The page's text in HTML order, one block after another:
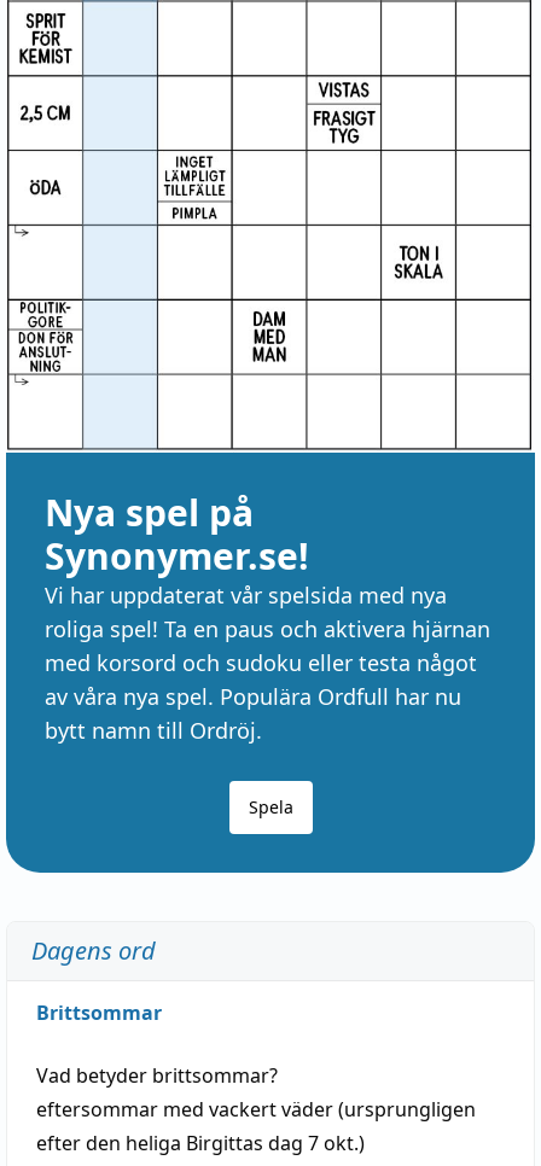
Nya spel på
Synonymer.se!
Vi har uppdaterat vår spelsida med nya
roliga spel! Ta en paus och aktivera hjärnan
med korsord och sudoku eller testa något
av våra nya spel. Populära Ordfull har nu
bytt namn till Ordröj.
Spela
Dagens ord
Brittsommar
Vad betyder brittsommar?
eftersommar med vackertväder(ursprungligen
efter den heliga Birgittas dag 7 okt.)